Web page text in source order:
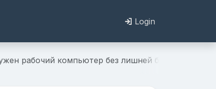
Login
рабочий компьютер без лишней борьбы